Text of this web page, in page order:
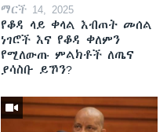
ማርች 14, 2025
የቆዳ ላይ ቀላል እብጠት መሰል
ነገሮች እና የቆዳ ቀለምን
የሚለውጡ ምልክቶች ለጤና
ያሳስቡ ይኾን?